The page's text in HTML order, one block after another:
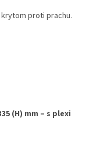
proti prachu.
(H) mm – s plexi